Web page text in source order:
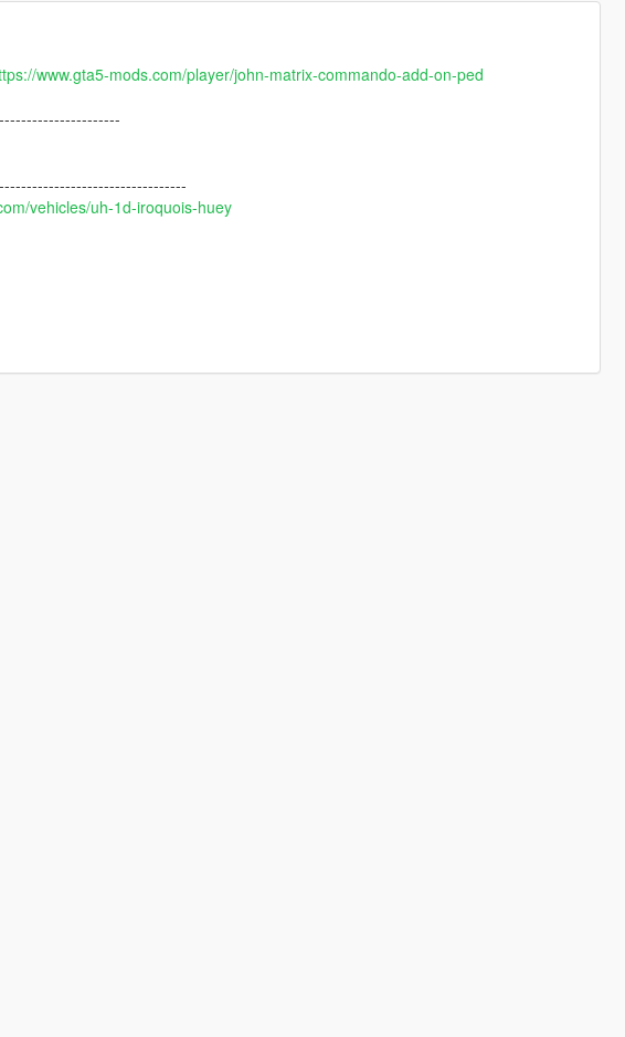
www.gta5-mods.com/player/john-matrix-commando-add-on-ped
vehicles/uh-1d-iroquois-huey